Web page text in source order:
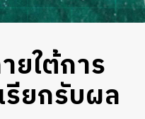
ยใต้การ
รียกรับผล